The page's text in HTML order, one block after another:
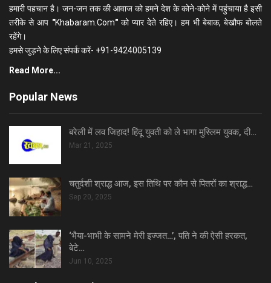
हमारी पहचान है। जन-जन तक की आवाज को हमने देश के कोने-कोने में पहुंचाया है इसी
तरीके से आप "Khabaram.Com"को प्यार देते रहिए। हम भी बेबाक, बेखौफ बोलते
रहेंगे।
हमसे जुड़ने के लिए संपर्क करें- +91-9424005139
Read More...
Popular News
बरेली में लव जिहाद! हिंदू युवती को ले भागा मुस्लिम युवक, दी…
Mar 21, 2025
चतुर्दशी श्राद्ध आज, इस तिथि पर कौन से पितरों का श्राद्ध…
Sep 20, 2025
‘भैया-भाभी के सामने मेरी इज्जत…’, पति ने की ऐसी हरकत,
बेटे…
Jun 10, 2025